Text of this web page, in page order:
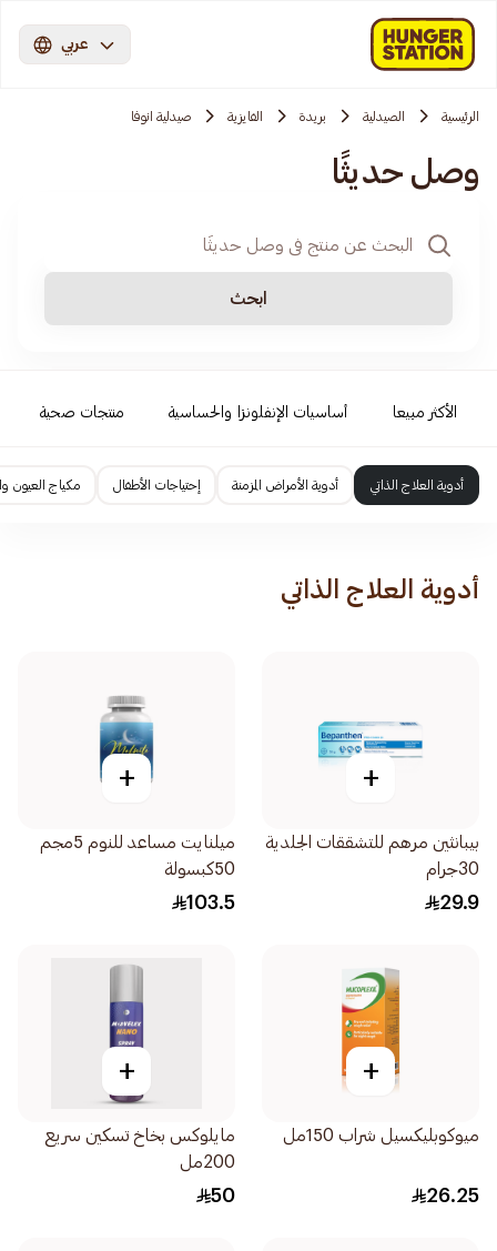
عربي
الرئيسية الصيدلية بريدة الفايزية صيدلية انوفا
وصل حديثًا
ابحث
الأكثر مبيعا أساسيات الإنفلونزا والحساسية منتجات صحية
أدوية العلاج الذاتي أدوية الأمراض المزمنة إحتياجات الأطفال مكياج العيون
أدوية العلاج الذاتي
+
بيبانثين مرهم للتشققات الجلدية
30جرام
29.9
+
ميلنايت مساعد للنوم 5مجم
50كبسولة
103.5
+
ميوكوبليكسيل شراب 150مل
26.25
+
مايلوكس بخاخ تسكين سريع
200مل
50